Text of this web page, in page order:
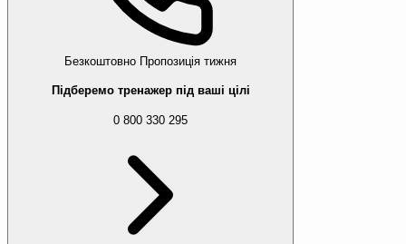
Безкоштовно Пропозиція тижня
Підберемо тренажер під ваші цілі
0 800 330 295